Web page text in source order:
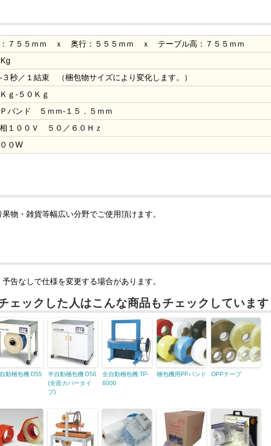
７５５ｍｍ ｘ 奥行：５５５ｍｍ ｘ テーブル高：７５５ｍｍ
-３秒／１結束 （梱包物サイズにより変化します。）
ｇ-５０Ｋｇ
Ｐバンド ５ｍｍ-１５．５ｍｍ
１００Ｖ ５０／６０Ｈｚ
０W
物・雑貨等幅広い分野でご使用頂けます。
告なしで仕様を変更する場合があります。
ェックした人はこんな商品もチェックしています
動梱包機 D55
半自動梱包機 D56
(全面カバータイ
プ)
全自動梱包機 TP-
6000
梱包機用PPバンド OPPテープ